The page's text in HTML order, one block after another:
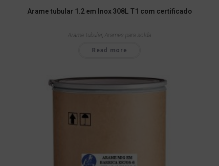
Arame tubular 1.2 em Inox 308L T1 com certificado
Arame tubular, Arames para solda
Read more